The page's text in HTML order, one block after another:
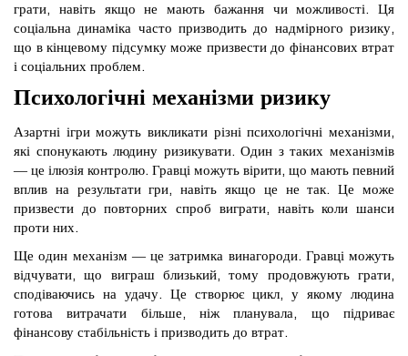
грати, навіть якщо не мають бажання чи можливості. Ця
соціальна динаміка часто призводить до надмірного ризику,
що в кінцевому підсумку може призвести до фінансових втрат
і соціальних проблем.
Психологічні механізми ризику
Азартні ігри можуть викликати різні психологічні механізми,
які спонукають людину ризикувати. Один з таких механізмів
— це ілюзія контролю. Гравці можуть вірити, що мають певний
вплив на результати гри, навіть якщо це не так. Це може
призвести до повторних спроб виграти, навіть коли шанси
проти них.
Ще один механізм — це затримка винагороди. Гравці можуть
відчувати, що виграш близький, тому продовжують грати,
сподіваючись на удачу. Це створює цикл, у якому людина
готова витрачати більше, ніж планувала, що підриває
фінансову стабільність і призводить до втрат.